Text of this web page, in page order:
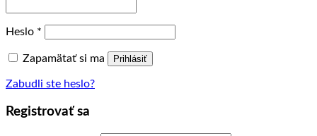
Heslo *
Zapamätať si ma Prihlásiť
Zabudli ste heslo?
Registrovať sa